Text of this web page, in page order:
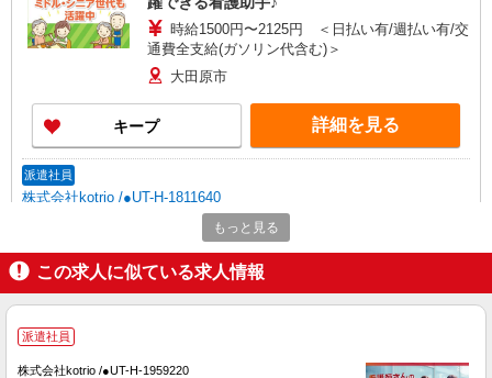
時給1500円〜2125円 ＜日払い有/週払い有/交
通費全支給(ガソリン代含む)＞
大田原市
キープ 詳細を見る
派遣社員
株式会社kotrio /●UT-H-1811640
≪大田原市≫16時帰宅もOK♪病院で補助だけ
のまったり作業
時給1500円〜2125円 ＜日払い有/週払い有/交
通費全支給(ガソリン代含む)＞
キープ 詳細を見る
もっと見る
この求人に似ている求人情報
派遣社員
株式会社kotrio /●UT-H-1959220